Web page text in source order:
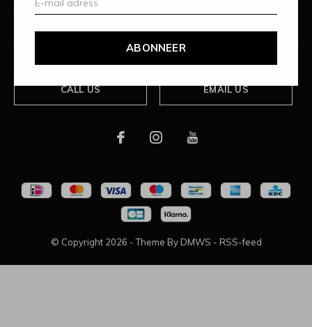
ABONNEER
Categorieën
CALL US EMAIL US
© Copyright 2026 - Theme By DMWS - RSS-feed